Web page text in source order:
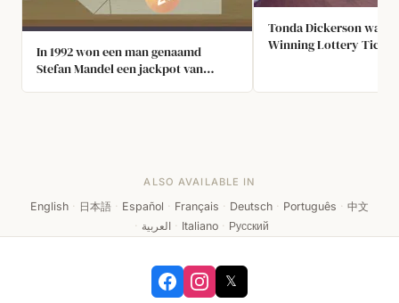
In 1992 won een man genaamd
Stefan Mandel een jackpot van
sindsdien hun wetten aangepast om
dit te voorkomen.
Tonda Dickerson was
Winning Lottery
Demanded a Share of
ALSO AVAILABLE IN
English · 日本語 · Español · Français · Deutsch · Português · 中文
· العربية · Italiano · Русский
𝕏